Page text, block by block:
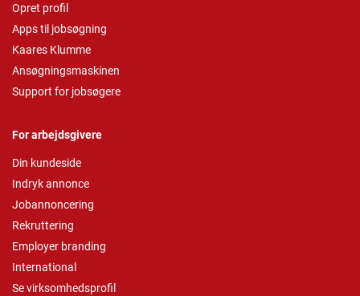
Opret profil
Apps til jobsøgning
Kaares Klumme
Ansøgningsmaskinen
Support for jobsøgere
For arbejdsgivere
Din kundeside
Indryk annonce
Jobannoncering
Rekruttering
Employer branding
International
Se virksomhedsprofil